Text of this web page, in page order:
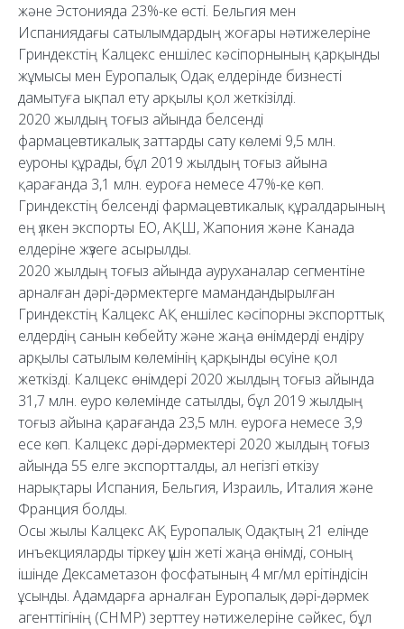
және Эстонияда 23%-ке өсті. Бельгия мен
Испаниядағы сатылымдардың жоғары нәтижелеріне
Гриндекстің Калцекс еншілес кәсіпорнының қарқынды
жұмысы мен Еуропалық Одақ елдерінде бизнесті
дамытуға ықпал ету арқылы қол жеткізілді.
2020 жылдың тоғыз айында белсенді
фармацевтикалық заттарды сату көлемі 9,5 млн.
еуроны құрады, бұл 2019 жылдың тоғыз айына
қарағанда 3,1 млн. еуроға немесе 47%-ке көп.
Гриндекстің белсенді фармацевтикалық құралдарының
ең үлкен экспорты ЕО, АҚШ, Жапония және Канада
елдеріне жүзеге асырылды.
2020 жылдың тоғыз айында ауруханалар сегментіне
арналған дәрі-дәрмектерге мамандандырылған
Гриндекстің Калцекс АҚ еншілес кәсіпорны экспорттық
елдердің санын көбейту және жаңа өнімдерді ендіру
арқылы сатылым көлемінің қарқынды өсуіне қол
жеткізді. Калцекс өнімдері 2020 жылдың тоғыз айында
31,7 млн. еуро көлемінде сатылды, бұл 2019 жылдың
тоғыз айына қарағанда 23,5 млн. еуроға немесе 3,9
есе көп. Калцекс дәрі-дәрмектері 2020 жылдың тоғыз
айында 55 елге экспортталды, ал негізгі өткізу
нарықтары Испания, Бельгия, Израиль, Италия және
Франция болды.
Осы жылы Калцекс АҚ Еуропалық Одақтың 21 елінде
инъекцияларды тіркеу үшін жеті жаңа өнімді, соның
ішінде Дексаметазон фосфатының 4 мг/мл ерітіндісін
ұсынды. Адамдарға арналған Еуропалық дәрі-дәрмек
агенттігінің (CHMP) зерттеу нәтижелеріне сәйкес, бұл